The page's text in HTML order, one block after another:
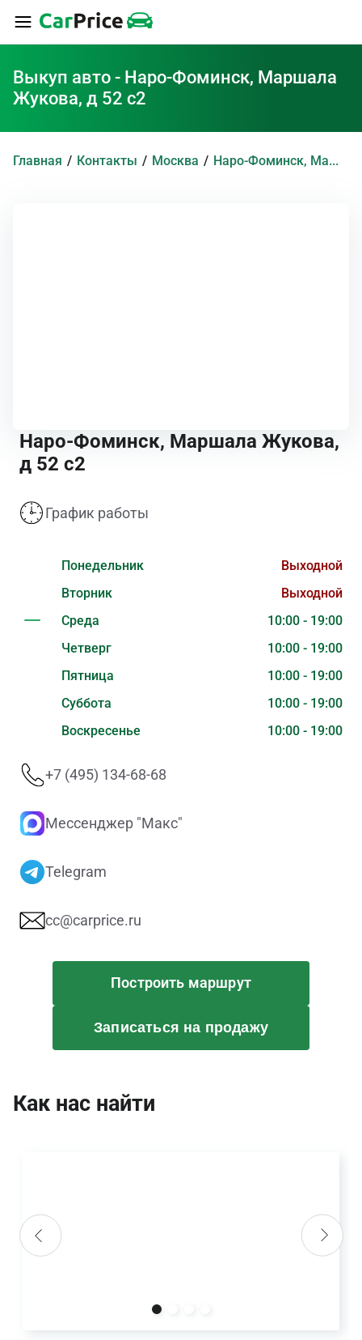
Выкуп авто - Наро-Фоминск, Маршала
Жукова, д 52 с2
Главная Контакты Москва Наро-Фоминск, Маршала Жукова, д 52 с2
Наро-Фоминск, Маршала Жукова,
д 52 с2
График работы
Понедельник
Выходной
Вторник
Выходной
Среда
10:00 - 19:00
Четверг
10:00 - 19:00
Пятница
10:00 - 19:00
Суббота
10:00 - 19:00
Воскресенье
10:00 - 19:00
+7 (495) 134-68-68
Мессенджер "Макс"
Telegram
cc@carprice.ru
Построить маршрут
Записаться на продажу
Как нас найти